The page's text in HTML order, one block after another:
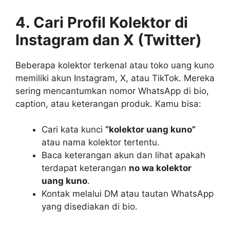
4. Cari Profil Kolektor di
Instagram dan X (Twitter)
Beberapa kolektor terkenal atau toko uang kuno
memiliki akun Instagram, X, atau TikTok. Mereka
sering mencantumkan nomor WhatsApp di bio,
caption, atau keterangan produk. Kamu bisa:
Cari kata kunci “kolektor uang kuno”
atau nama kolektor tertentu.
Baca keterangan akun dan lihat apakah
terdapat keterangan no wa kolektor
uang kuno.
Kontak melalui DM atau tautan WhatsApp
yang disediakan di bio.